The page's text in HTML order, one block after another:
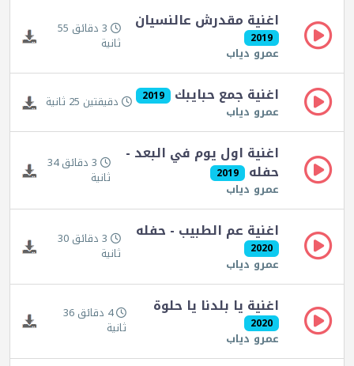
اغنية مقدرش عالنسيان
2019
عمرو دياب
3 دقائق 55
ثانية
اغنية جمع حبايبك 2019
عمرو دياب دقيقتين 25 ثانية
اغنية اول يوم في البعد -
حفله 2019
عمرو دياب
3 دقائق 34
ثانية
اغنية عم الطبيب - حفله
2020
عمرو دياب
3 دقائق 30
ثانية
اغنية يا بلدنا يا حلوة
2020
عمرو دياب
4 دقائق 36
ثانية